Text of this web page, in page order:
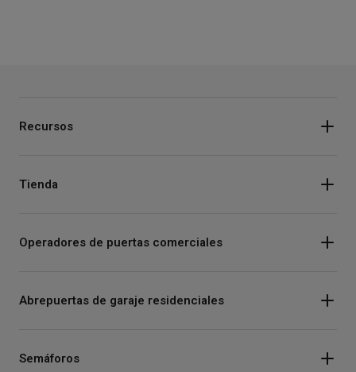
Recursos
Tienda
Operadores de puertas comerciales
Abrepuertas de garaje residenciales
Semáforos